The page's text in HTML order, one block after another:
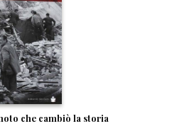
che cambiò la storia